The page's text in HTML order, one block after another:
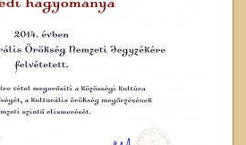
A Gubody utcában